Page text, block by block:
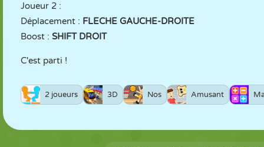
Joueur 2 :
Déplacement : FLECHE GAUCHE-DROITE
Boost : SHIFT DROIT
C'est parti !
2 joueurs 3D Nos Amusant